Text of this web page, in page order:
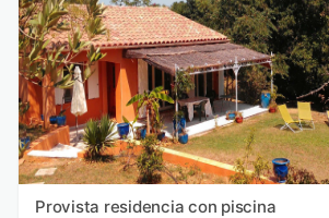
Provista residencia con piscina